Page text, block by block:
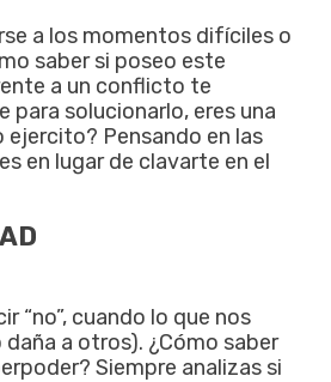
a los momentos difíciles o
saber si poseo este
a un conflicto te
para solucionarlo, eres una
ejercito? Pensando en las
en lugar de clavarte en el
“no”, cuando lo que nos
daña a otros). ¿Cómo saber
Siempre analizas si